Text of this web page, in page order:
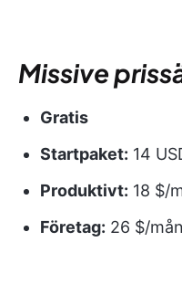
Missive
Gratis
Startpaket: 14
Produktivt: 18 $/
Företag: 26 $/